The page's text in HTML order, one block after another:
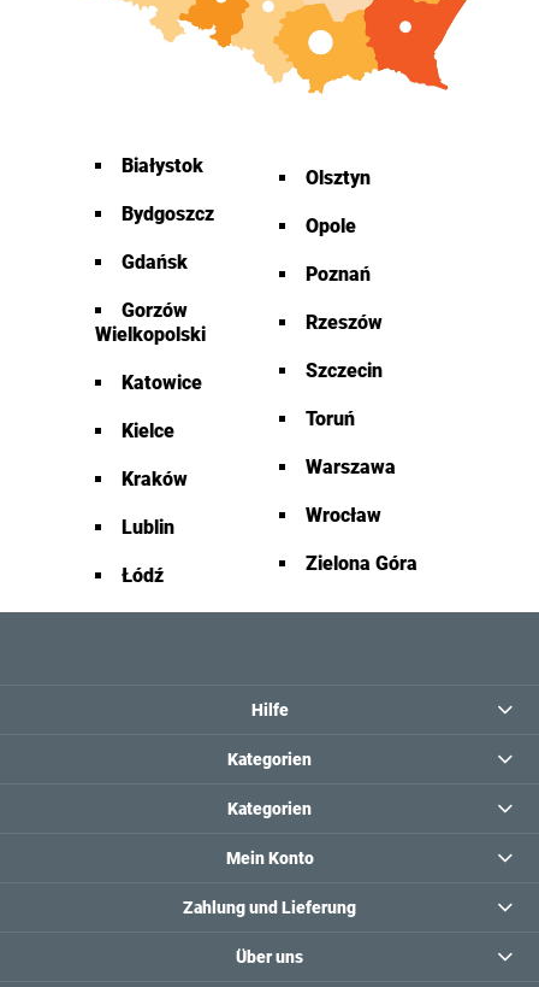
Białystok
Bydgoszcz
Gdańsk
Gorzów
Wielkopolski
Katowice
Kielce
Kraków
Lublin
Łódź
Olsztyn
Opole
Poznań
Rzeszów
Szczecin
Toruń
Warszawa
Wrocław
Zielona Góra
Hilfe
Kategorien
Kategorien
Mein Konto
Zahlung und Lieferung
Über uns